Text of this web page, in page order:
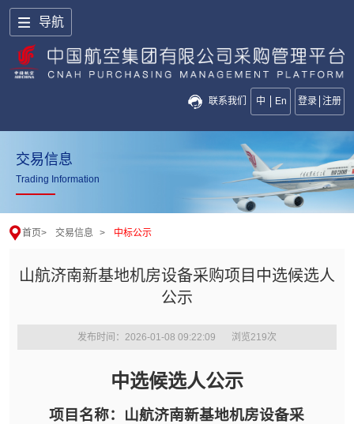
导航
联系我们 中 En 登录 注册
交易信息
Trading Information
首页> 交易信息 > 中标公示
山航济南新基地机房设备采购项目中选候选人
公示
发布时间：2026-01-08 09:22:09 浏览219次
中选候选人公示
项目名称：山航济南新基地机房设备采